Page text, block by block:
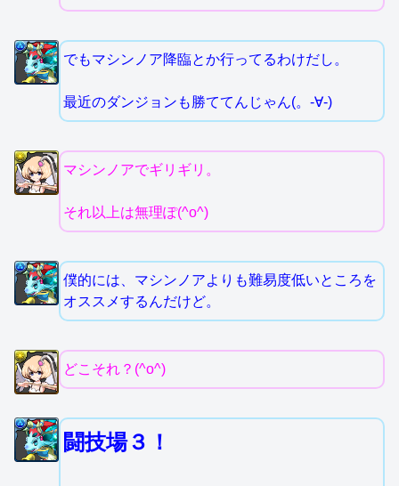
でもマシンノア降臨とか行ってるわけだし。
最近のダンジョンも勝ててんじゃん(。-∀-)
マシンノアでギリギリ。
それ以上は無理ぽ(^o^)
僕的には、マシンノアよりも難易度低いところを
オススメするんだけど。
どこそれ？(^o^)
闘技場３！